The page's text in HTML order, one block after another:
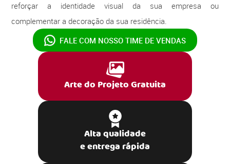
reforçar a identidade visual da sua empresa ou
complementar a decoração da sua residência.
FALE COM NOSSO TIME DE VENDAS
Arte do Projeto Gratuita
Alta qualidade
e entrega rápida